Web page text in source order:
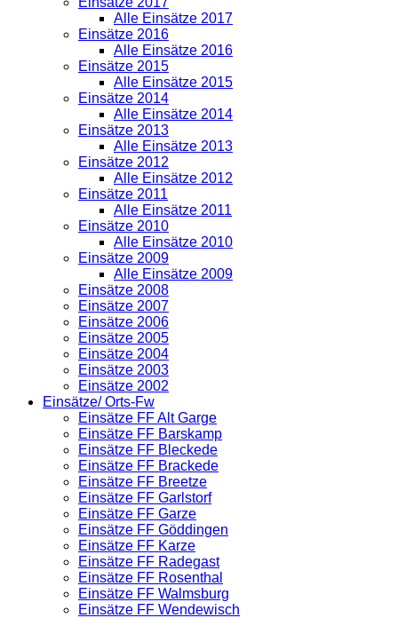
Alle Einsätze 2017
Einsätze 2016
Alle Einsätze 2016
Einsätze 2015
Alle Einsätze 2015
Einsätze 2014
Alle Einsätze 2014
Einsätze 2013
Alle Einsätze 2013
Einsätze 2012
Alle Einsätze 2012
Einsätze 2011
Alle Einsätze 2011
Einsätze 2010
Alle Einsätze 2010
Einsätze 2009
Alle Einsätze 2009
Einsätze 2008
Einsätze 2007
Einsätze 2006
Einsätze 2005
Einsätze 2004
Einsätze 2003
Einsätze 2002
Einsätze/ Orts-Fw
Einsätze FF Alt Garge
Einsätze FF Barskamp
Einsätze FF Bleckede
Einsätze FF Brackede
Einsätze FF Breetze
Einsätze FF Garlstorf
Einsätze FF Garze
Einsätze FF Göddingen
Einsätze FF Karze
Einsätze FF Radegast
Einsätze FF Rosenthal
Einsätze FF Walmsburg
Einsätze FF Wendewisch